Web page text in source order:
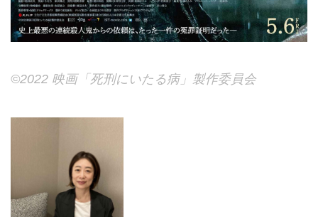
©2022 映画「死刑にいたる病」製作委員会